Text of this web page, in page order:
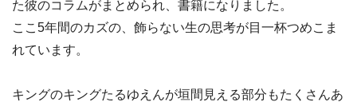
た彼のコラムがまとめられ、書籍になりました。
ここ5年間のカズの、飾らない生の思考が目一杯つめこま
れています。
キングのキングたるゆえんが垣間見える部分もたくさんあ